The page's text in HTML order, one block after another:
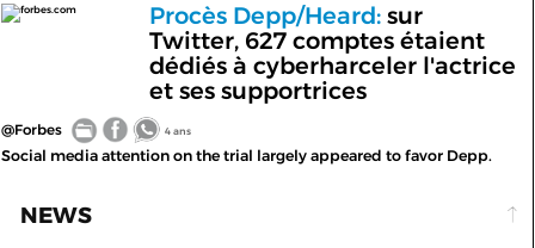
forbes.com Procès Depp/Heard:sur
Twitter, 627 comptes étaient
dédiés à cyberharceler l'actrice
et ses supportrices
@Forbes 4 ans
Social media attention on the trial largely appeared to favor Depp.
NEWS